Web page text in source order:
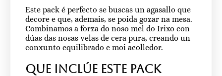
Este pack é perfecto se buscas un agasallo que
decore e que, ademais, se poida gozar na mesa.
Combinamos a forza do noso mel do Irixo con
dúas das nosas velas de cera pura, creando un
conxunto equilibrado e moi acolledor.
Que inclúe este pack